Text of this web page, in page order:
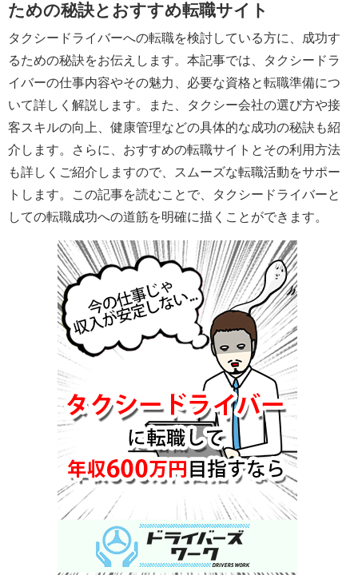
ための秘訣とおすすめ転職サイト
タクシードライバーへの転職を検討している方に、成功す
るための秘訣をお伝えします。本記事では、タクシードラ
イバーの仕事内容やその魅力、必要な資格と転職準備につ
いて詳しく解説します。また、タクシー会社の選び方や接
客スキルの向上、健康管理などの具体的な成功の秘訣も紹
介します。さらに、おすすめの転職サイトとその利用方法
も詳しくご紹介しますので、スムーズな転職活動をサポー
トします。この記事を読むことで、タクシードライバーと
しての転職成功への道筋を明確に描くことができます。